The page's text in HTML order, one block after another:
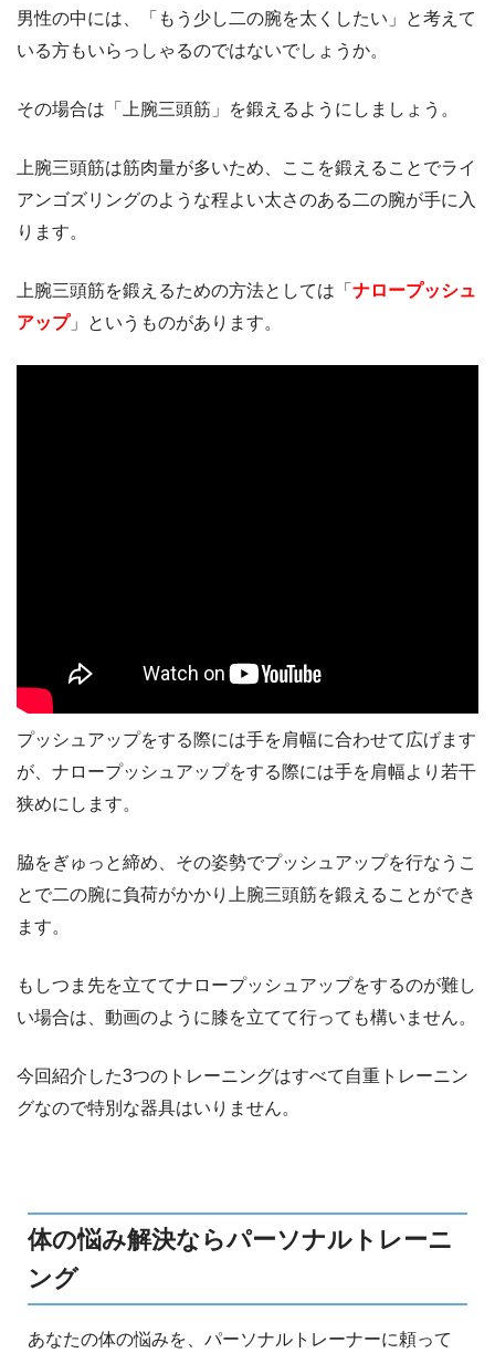
男性の中には、「もう少し二の腕を太くしたい」と考えて
いる方もいらっしゃるのではないでしょうか。
その場合は「上腕三頭筋」を鍛えるようにしましょう。
上腕三頭筋は筋肉量が多いため、ここを鍛えることでライ
アンゴズリングのような程よい太さのある二の腕が手に入
ります。
上腕三頭筋を鍛えるための方法としては「 ナロープッシュ
アップ」というものがあります。
プッシュアップをする際には手を肩幅に合わせて広げます
が、ナロープッシュアップをする際には手を肩幅より若干
狭めにします。
脇をぎゅっと締め、その姿勢でプッシュアップを行なうこ
とで二の腕に負荷がかかり上腕三頭筋を鍛えることができ
ます。
もしつま先を立ててナロープッシュアップをするのが難し
い場合は、動画のように膝を立てて行っても構いません。
今回紹介した3つのトレーニングはすべて自重トレーニン
グなので特別な器具はいりません。
体の悩み解決ならパーソナルトレーニ
ング
あなたの体の悩みを、パーソナルトレーナーに頼って